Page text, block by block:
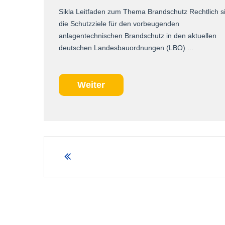
Sikla Leitfaden zum Thema Brandschutz Rechtlich
die Schutzziele für den vorbeugenden
anlagentechnischen Brandschutz in den aktuellen
deutschen Landesbauordnungen (LBO) ...
Weiter